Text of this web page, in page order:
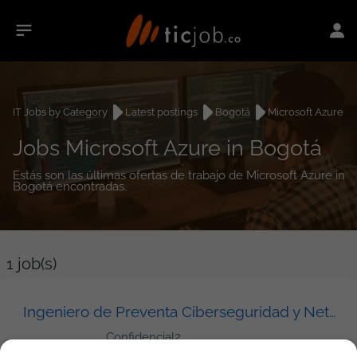
IT Jobs by Category Latest postings Bogotá Microsoft Azure
Jobs Microsoft Azure in Bogotá
Estás son las últimas ofertas de trabajo de Microsoft Azure in
Bogotá encontradas.
1 job(s)
Ingeniero de Preventa Ciberseguridad y Networking
Confidencial2